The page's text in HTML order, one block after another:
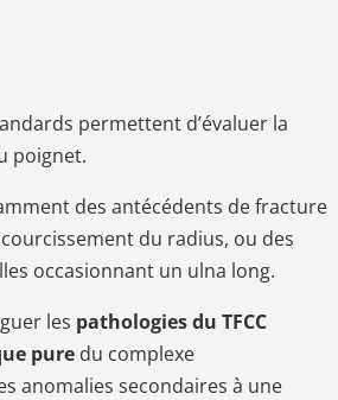
permettent d’évaluer la
poignet.
des antécédents de fracture
du radius, ou des
occasionnant un ulna long.
les pathologies du TFCC
puredu complexe
anomalies secondaires à une